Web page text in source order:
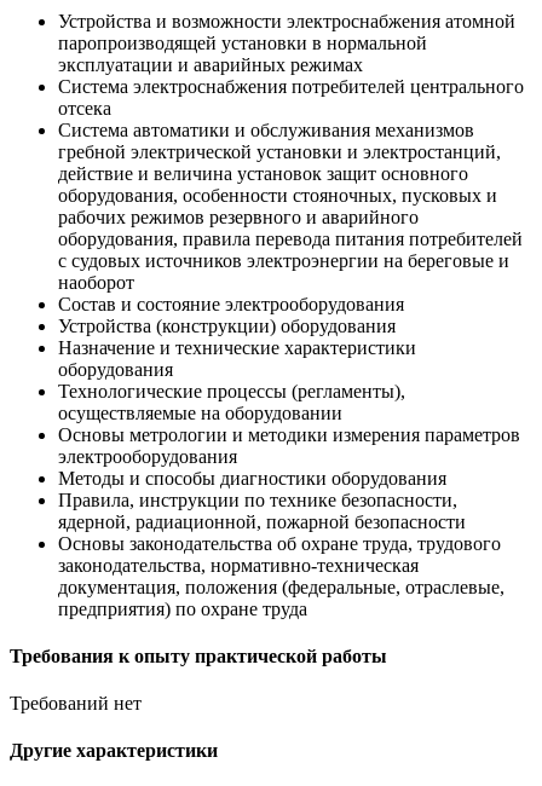
Устройства и возможности электроснабжения атомной
паропроизводящей установки в нормальной
эксплуатации и аварийных режимах
Система электроснабжения потребителей центрального
отсека
Система автоматики и обслуживания механизмов
гребной электрической установки и электростанций,
действие и величина установок защит основного
оборудования, особенности стояночных, пусковых и
рабочих режимов резервного и аварийного
оборудования, правила перевода питания потребителей
с судовых источников электроэнергии на береговые и
наоборот
Состав и состояние электрооборудования
Устройства (конструкции) оборудования
Назначение и технические характеристики
оборудования
Технологические процессы (регламенты),
осуществляемые на оборудовании
Основы метрологии и методики измерения параметров
электрооборудования
Методы и способы диагностики оборудования
Правила, инструкции по технике безопасности,
ядерной, радиационной, пожарной безопасности
Основы законодательства об охране труда, трудового
законодательства, нормативно-техническая
документация, положения (федеральные, отраслевые,
предприятия) по охране труда
Требования к опыту практической работы
Требований нет
Другие характеристики